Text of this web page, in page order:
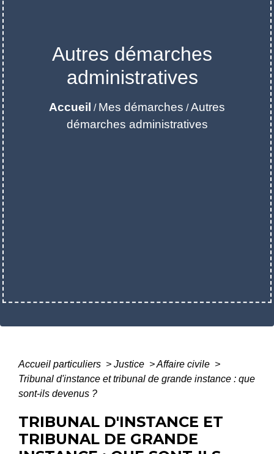
Autres démarches
administratives
Accueil / Mes démarches /Autres
démarches administratives
Accueil particuliers > Justice >Affaire civile >
Tribunal d'instance et tribunal de grande instance : que
sont-ils devenus ?
TRIBUNAL D'INSTANCE ET
TRIBUNAL DE GRANDE